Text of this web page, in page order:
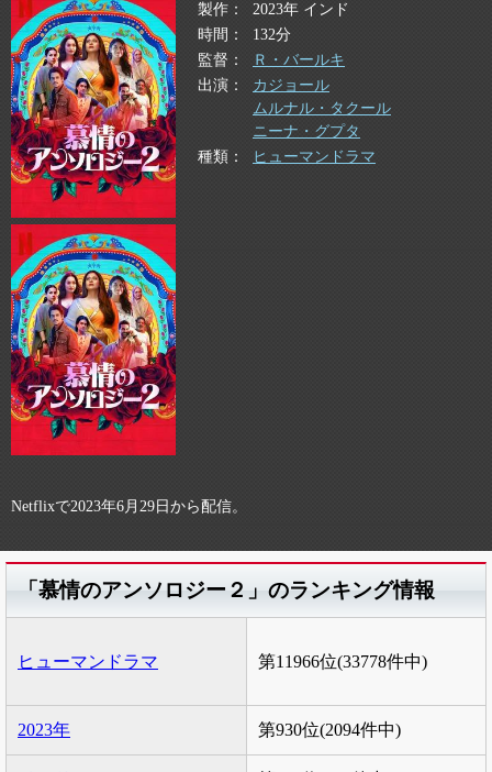
製作
2023年 インド
時間
132分
監督
Ｒ・バールキ
出演
カジョール
ムルナル・タクール
ニーナ・グプタ
種類
ヒューマンドラマ
Netflixで2023年6月29日から配信。
「慕情のアンソロジー２」のランキング情報
ヒューマンドラマ 第11966位(33778件中)
2023年 第930位(2094件中)